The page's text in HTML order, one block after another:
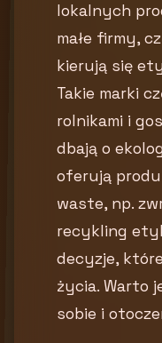
lokalnych
małe firmy,
kierują się
Takie marki
rolnikami i
dbają o
oferują
waste, np.
recykling
decyzje,
życia. Warto
sobie i